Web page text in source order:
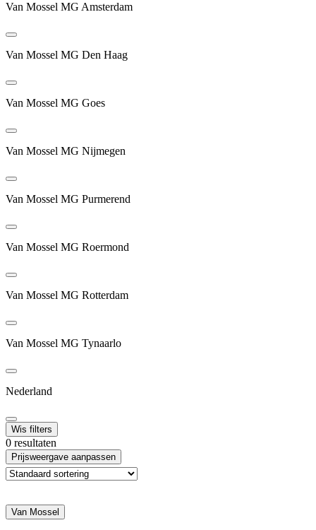
Van Mossel MG Amsterdam
Van Mossel MG Den Haag
Van Mossel MG Goes
Van Mossel MG Nijmegen
Van Mossel MG Purmerend
Van Mossel MG Roermond
Van Mossel MG Rotterdam
Van Mossel MG Tynaarlo
Nederland
Wis filters
0 resultaten
Prijsweergave aanpassen
Van Mossel